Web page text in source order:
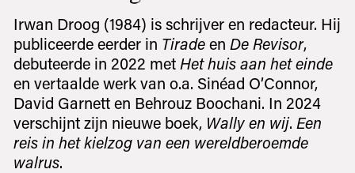
Irwan Droog (1984) is schrijver en redacteur. Hij
publiceerde eerder in Tiradeen De Revisor,
debuteerde in 2022 met Het huis aan het einde
en vertaalde werk van o.a. Sinéad O’Connor,
David Garnett en Behrouz Boochani. In 2024
verschijnt zijn nieuwe boek, Wally en wij. Een
reis in het kielzog van een wereldberoemde
walrus.